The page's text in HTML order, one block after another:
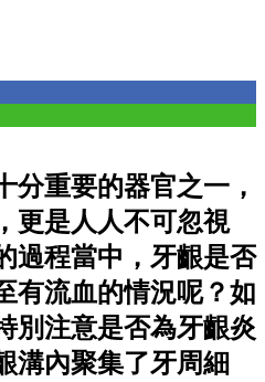
分重要的器官之一，
更是人人不可忽視
過程當中，牙齦是否
有流血的情況呢？如
別注意是否為牙齦炎
溝內聚集了牙周細